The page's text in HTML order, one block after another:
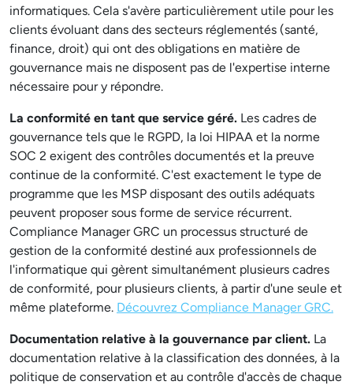
informatiques. Cela s'avère particulièrement utile pour les
clients évoluant dans des secteurs réglementés (santé,
finance, droit) qui ont des obligations en matière de
gouvernance mais ne disposent pas de l'expertise interne
nécessaire pour y répondre.
La conformité en tant que service géré. Les cadres de
gouvernance tels que le RGPD, la loi HIPAA et la norme
SOC 2 exigent des contrôles documentés et la preuve
continue de la conformité. C'est exactement le type de
programme que les MSP disposant des outils adéquats
peuvent proposer sous forme de service récurrent.
Compliance Manager GRC un processus structuré de
gestion de la conformité destiné aux professionnels de
l'informatique qui gèrent simultanément plusieurs cadres
de conformité, pour plusieurs clients, à partir d'une seule et
même plateforme. Découvrez Compliance Manager GRC.
Documentation relative à la gouvernance par client. La
documentation relative à la classification des données, à la
politique de conservation et au contrôle d'accès de chaque